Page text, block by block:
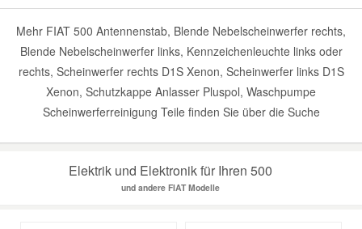
Mehr FIAT 500 Antennenstab, Blende Nebelscheinwerfer rechts,
Blende Nebelscheinwerfer links, Kennzeichenleuchte links oder
rechts, Scheinwerfer rechts D1S Xenon, Scheinwerfer links D1S
Xenon, Schutzkappe Anlasser Pluspol, Waschpumpe
Scheinwerferreinigung Teile finden Sie über die Suche
Elektrik und Elektronik für Ihren 500
und andere FIAT Modelle